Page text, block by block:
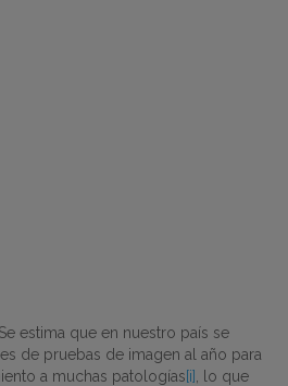
Se estima que en nuestro país se
de pruebas de imagen al año para
a muchas patologías[i]
, lo que